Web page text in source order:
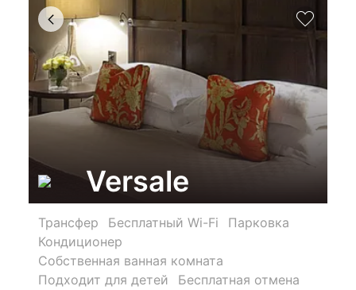
Versale
Трансфер Бесплатный Wi-Fi
Парковка
Кондиционер
Собственная ванная комната
Подходит для детей
Бесплатная отмена